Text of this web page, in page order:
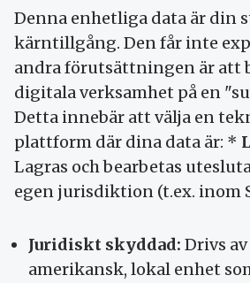
Denna enhetliga data är din
kärntillgång. Den får inte
andra förutsättningen är att
digitala verksamhet på en
Detta innebär att välja en
plattform där dina data är: *
Lagras och bearbetas
egen jurisdiktion (t.ex. inom
Juridiskt skyddad: Drivs
amerikansk, lokal enhet